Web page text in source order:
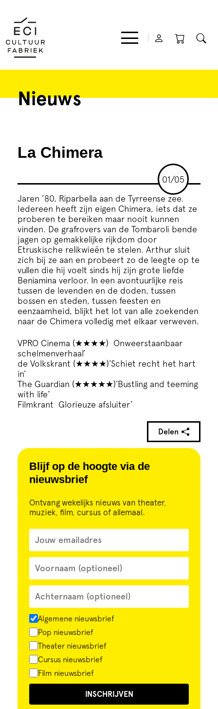
Film
Theater
Cursus
Onderwijs
ECI Cultuurcafé
Over ons
Contact
Steun ons
Nieuws
Blijf op de hoogte via de
nieuwsbrief
Ontvang wekelijks nieuws van theater,
muziek, film, cursus of allemaal.
Algemene nieuwsbrief
Pop nieuwsbrief
Theater nieuwsbrief
Cursus nieuwsbrief
Film nieuwsbrief
INSCHRIJVEN
La Chimera
01/05
Jaren ’80, Riparbella aan de Tyrreense zee.
Iedereen heeft zijn eigen Chimera, iets dat ze
proberen te bereiken maar nooit kunnen
vinden. De grafrovers van de Tombaroli bende
jagen op gemakkelijke rijkdom door
Etruskische relikwieën te stelen. Arthur sluit
zich bij ze aan en probeert zo de leegte op te
vullen die hij voelt sinds hij zijn grote liefde
Beniamina verloor. In een avontuurlijke reis
tussen de levenden en de doden, tussen
bossen en steden, tussen feesten en
eenzaamheid, blijkt het lot van alle zoekenden
naar de Chimera volledig met elkaar verweven.
VPRO Cinema (★★★★) Onweerstaanbaar
schelmenverhaal’
de Volkskrant (★★★★)’Schiet recht het hart
in’
The Guardian (★★★★★)’Bustling and teeming
with life’
Filmkrant Glorieuze afsluiter’
Delen